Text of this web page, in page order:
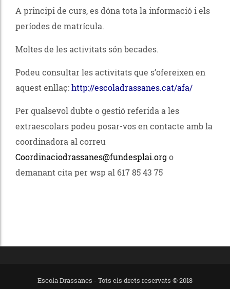
A principi de curs, es dóna tota la informació i els
períodes de matrícula.
Moltes de les activitats són becades.
Podeu consultar les activitats que s’ofereixen en
aquest enllaç:http://escoladrassanes.cat/afa/
Per qualsevol dubte o gestió referida a les
extraescolars podeu posar-vos en contacte amb la
coordinadora al correu
Coordinaciodrassanes@fundesplai.org o
demanant cita per wsp al 617 85 43 75
Escola Drassanes - Tots els drets reservats © 2018